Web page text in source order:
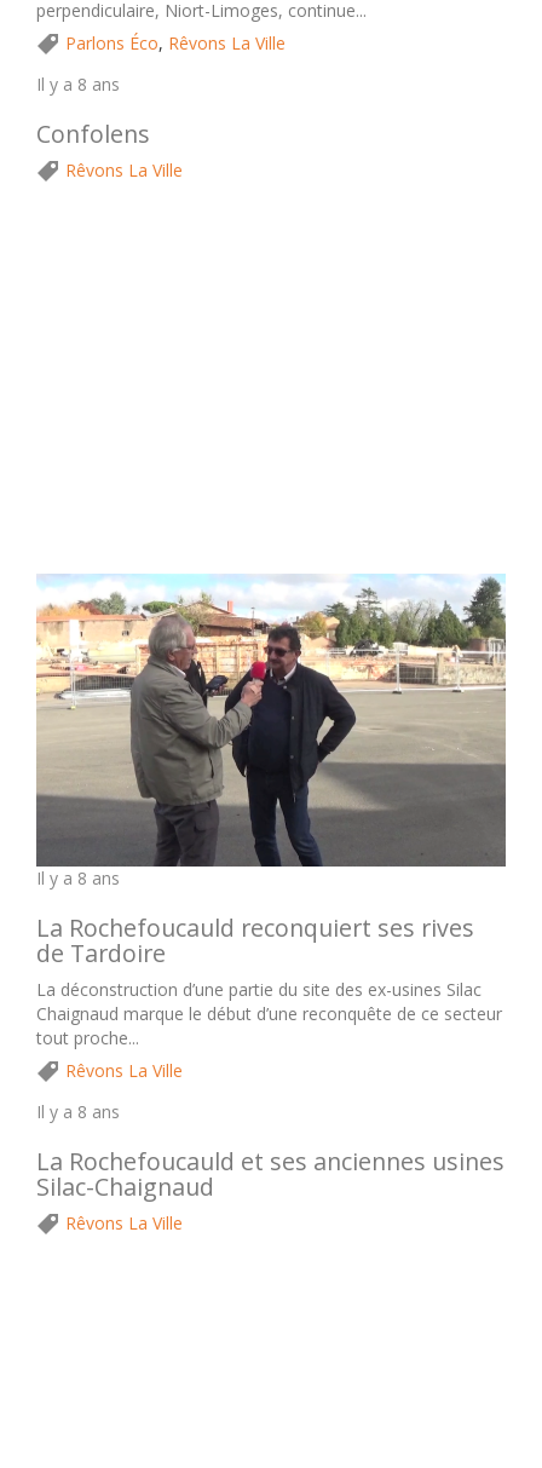
perpendiculaire, Niort-Limoges, continue...
Parlons Éco, Rêvons La Ville
Il y a 8 ans
Confolens
Rêvons La Ville
Il y a 8 ans
La Rochefoucauld reconquiert ses rives
de Tardoire
La déconstruction d’une partie du site des ex-usines Silac
Chaignaud marque le début d’une reconquête de ce secteur
tout proche...
Rêvons La Ville
Il y a 8 ans
La Rochefoucauld et ses anciennes usines
Silac-Chaignaud
Rêvons La Ville